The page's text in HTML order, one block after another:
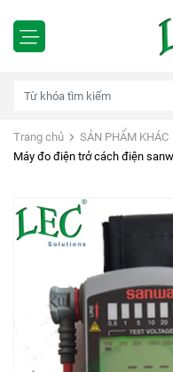
Trang chủ SẢN PHẨM KHÁC
Máy đo điện trở cách điện